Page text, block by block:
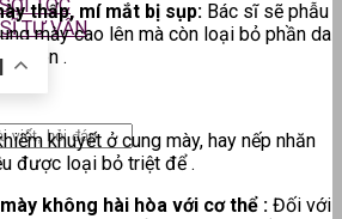
TÓC
TƯ VẤN
thấp, mí mắt bị sụp: Bác sĩ sẽ phẫu
mày cao lên mà còn loại bỏ phần da
trên .
khuyết ở cung mày, hay nếp nhăn
được loại bỏ triệt để .
không hài hòa với cơ thể : Đối với